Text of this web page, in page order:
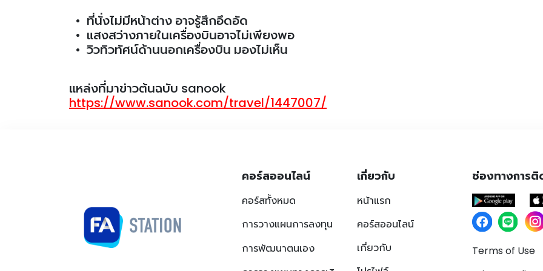
• ที่นั่งไม่มีหน้าต่าง อาจรู้สึกอึดอัด
• แสงสว่างภายในเครื่องบินอาจไม่เพียงพอ
• วิวทิวทัศน์ด้านนอกเครื่องบิน มองไม่เห็น
แหล่งที่มาข่าวต้นฉบับ sanook
https://www.sanook.com/travel/1447007/
คอร์สออนไลน์
คอร์สทั้งหมด
การวางแผนการลงทุน
การพัฒนาตนเอง
เกี่ยวกับ
หน้าแรก
คอร์สออนไลน์
เกี่ยวกับ
ช่องทางการติ
Terms of Use